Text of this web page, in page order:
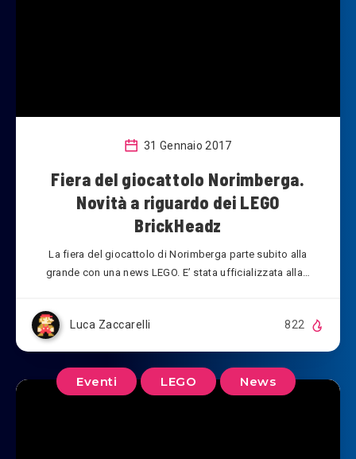
31 Gennaio 2017
Fiera del giocattolo Norimberga.
Novità a riguardo dei LEGO
BrickHeadz
La fiera del giocattolo di Norimberga parte subito alla
grande con una news LEGO. E’ stata ufficializzata alla…
Luca Zaccarelli 822
Eventi LEGO News